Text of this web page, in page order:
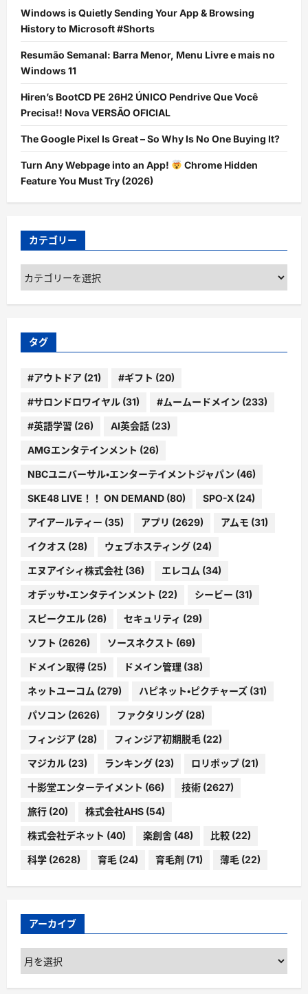
Windows is Quietly Sending Your App & Browsing
History to Microsoft #Shorts
Resumão Semanal: Barra Menor, Menu Livre e mais no
Windows 11
Hiren’s BootCD PE 26H2 ÚNICO Pendrive Que Você
Precisa!! Nova VERSÃO OFICIAL
The Google Pixel Is Great – So Why Is No One Buying It?
Turn Any Webpage into an App!
Chrome Hidden
Feature You Must Try (2026)
カテゴリー
カ
テ
ゴ
ー
タグ
#アウトドア (21) #ギフト (20)
#サロンドロワイヤル (31) #ムームードメイン (233)
#英語学習 (26) AI英会話 (23)
AMGエンタテインメント (26)
NBCユニバーサル・エンターテイメントジャパン (46)
SKE48 LIVE！！ ON DEMAND (80) SPO-X (24)
アイアールティー (35) アプリ (2629) アムモ (31)
イクオス (28) ウェブホスティング (24)
エヌアイシィ株式会社 (36) エレコム (34)
オデッサ・エンタテインメント (22) シービー (31)
スピークエル (26) セキュリティ (29)
ソフト (2626) ソースネクスト (69)
ドメイン取得 (25) ドメイン管理 (38)
ネットユーコム (279) ハピネット・ピクチャーズ (31)
パソコン (2626) ファクタリング (28)
フィンジア (28) フィンジア初期脱毛 (22)
マジカル (23) ランキング (23) ロリポップ (21)
十影堂エンターテイメント (66) 技術 (2627)
旅行 (20) 株式会社AHS (54)
株式会社デネット (40) 楽創舎 (48) 比較 (22)
科学 (2628) 育毛 (24) 育毛剤 (71) 薄毛 (22)
アーカイブ
ア
ー
カ